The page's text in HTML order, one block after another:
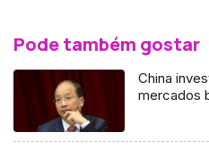
Pode também gostar
China
mercados